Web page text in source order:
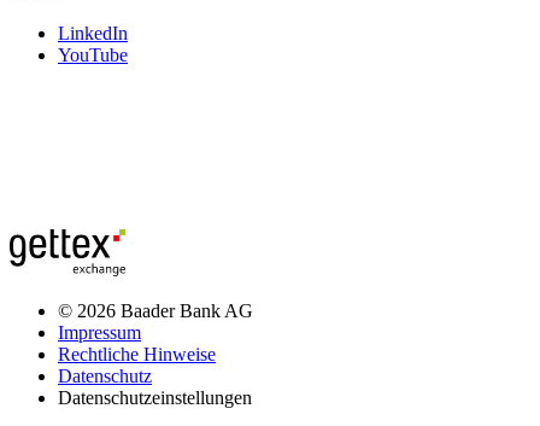
LinkedIn
YouTube
© 2026 Baader Bank AG
Impressum
Rechtliche Hinweise
Datenschutz
Datenschutzeinstellungen